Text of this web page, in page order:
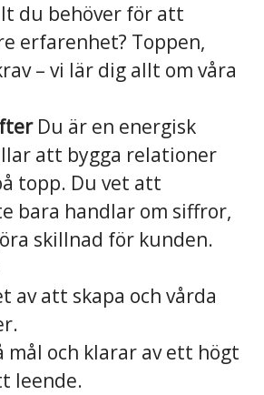
du behöver för att
erfarenhet? Toppen,
– vi lär dig allt om våra
Du är en energisk
att bygga relationer
topp. Du vet att
bara handlar om siffror,
skillnad för kunden.
av att skapa och vårda
mål och klarar av ett högt
leende.